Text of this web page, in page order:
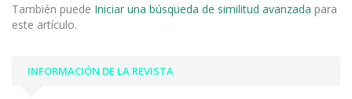
También puede Iniciar una búsqueda de similitud avanzada para
este artículo.
INFORMACIÓN DE LA REVISTA